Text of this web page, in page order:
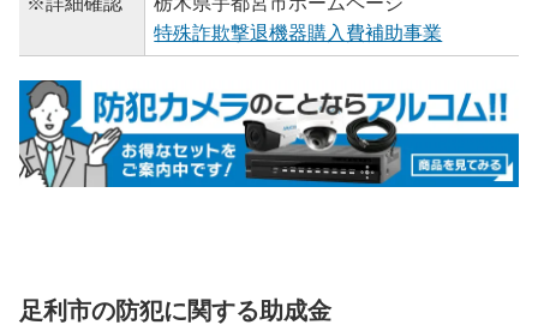
特殊詐欺撃退機器購入費補助事業
足利市の防犯に関する助成金